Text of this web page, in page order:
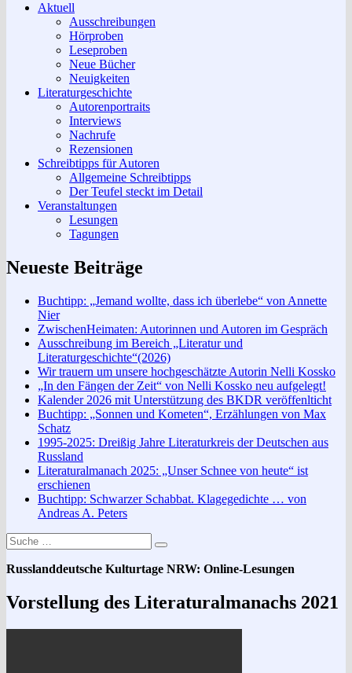
Aktuell
Ausschreibungen
Hörproben
Leseproben
Neue Bücher
Neuigkeiten
Literaturgeschichte
Autorenportraits
Interviews
Nachrufe
Rezensionen
Schreibtipps für Autoren
Allgemeine Schreibtipps
Der Teufel steckt im Detail
Veranstaltungen
Lesungen
Tagungen
Neueste Beiträge
Buchtipp: „Jemand wollte, dass ich überlebe“ von Annette
Nier
ZwischenHeimaten: Autorinnen und Autoren im Gespräch
Ausschreibung im Bereich „Literatur und
Literaturgeschichte“(2026)
Wir trauern um unsere hochgeschätzte Autorin Nelli Kossko
„In den Fängen der Zeit“ von Nelli Kossko neu aufgelegt!
Kalender 2026 mit Unterstützung des BKDR veröffenlticht
Buchtipp: „Sonnen und Kometen“, Erzählungen von Max
Schatz
1995-2025: Dreißig Jahre Literaturkreis der Deutschen aus
Russland
Literaturalmanach 2025: „Unser Schnee von heute“ ist
erschienen
Buchtipp: Schwarzer Schabbat. Klagegedichte … von
Andreas A. Peters
Suche
nach:
Suchen
Russlanddeutsche Kulturtage NRW: Online-Lesungen
Vorstellung des Literaturalmanachs 2021